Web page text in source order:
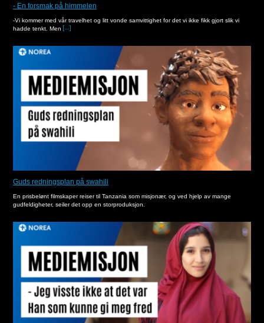
- En forsmak på himmelen
-Vi kommer med vår travelhet og litt vonde samvittighet for det vi ikke fikk gjort slik vi
hadde tenkt. Men
Guds redningsplan på swahili
En prisbelønt filmskaper reiser til Tanzania som misjonær, og ved hjelp av mange
gudfeldigheter, seiler det opp en storproduksjon.